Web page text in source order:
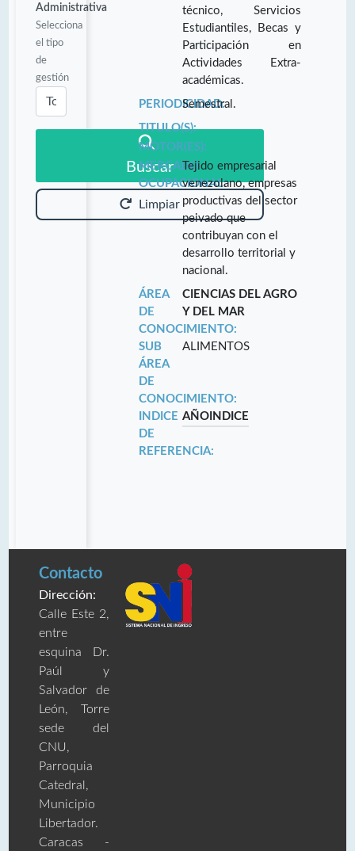
Administrativa
Selecciona
el tipo
de
gestión
Buscar
Limpiar
técnico, Servicios
Estudiantiles, Becas y
Participación en
Actividades Extra-
académicas.
PERIODICIDAD:
Semestral.
TITULO(S):
MOTOR(ES):
MERCADO
OCUPACIONAL:
Tejido empresarial
venezolano, empresas
productivas del sector
peivado que
contribuyan con el
desarrollo territorial y
nacional.
ÁREA
DE
CONOCIMIENTO:
CIENCIAS DEL AGRO
Y DEL MAR
SUB
ÁREA
DE
CONOCIMIENTO:
ALIMENTOS
INDICE
DE
REFERENCIA:
AÑO INDICE
Contacto
Dirección:
Calle Este 2,
entre
esquina Dr.
Paúl y
Salvador de
León, Torre
sede del
CNU,
Parroquia
Catedral,
Municipio
Libertador.
Caracas -